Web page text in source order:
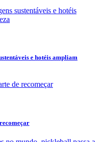
e hotéis ampliam